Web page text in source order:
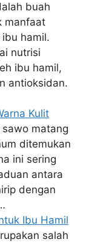
buah
manfaat
hamil.
nutrisi
ibu hamil,
antioksidan.
Kulit
matang
ditemukan
ini sering
antara
dengan
Ibu Hamil
salah